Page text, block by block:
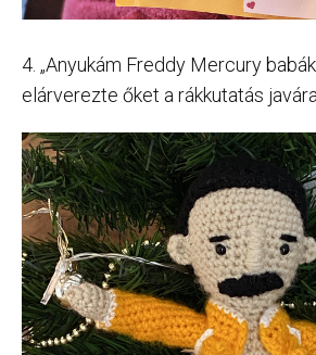
4. „Anyukám Freddy Mercury
elárverezte őket a rákkutatás